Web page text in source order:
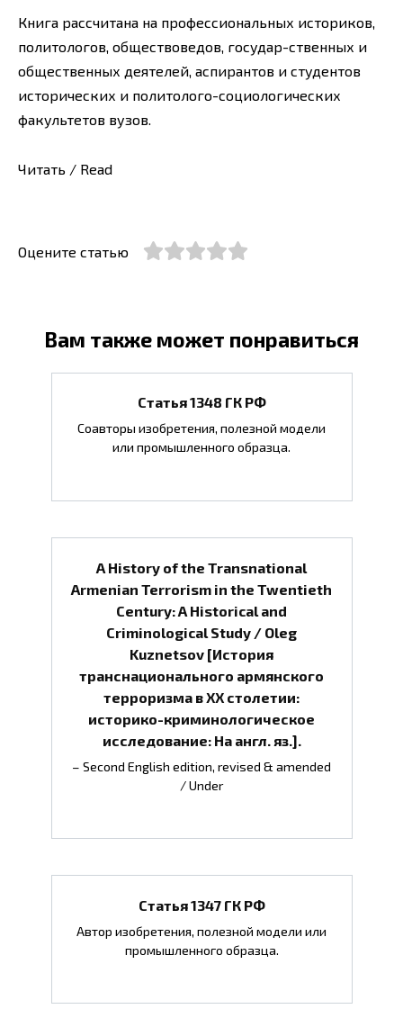
Книга рассчитана на профессиональных историков,
политологов, обществоведов, государ-ственных и
общественных деятелей, аспирантов и студентов
исторических и политолого-социологических
факультетов вузов.
Читать / Read
Оцените статью
Вам также может понравиться
Статья 1348 ГК РФ
Соавторы изобретения, полезной модели
или промышленного образца.
A History of the Transnational
Armenian Terrorism in the Twentieth
Century: A Historical and
Criminological Study / Oleg
Kuznetsov [История
транснационального армянского
терроризма в ХХ столетии:
историко-криминологическое
исследование: На англ. яз.].
– Second English edition, revised & amended
/ Under
Статья 1347 ГК РФ
Автор изобретения, полезной модели или
промышленного образца.